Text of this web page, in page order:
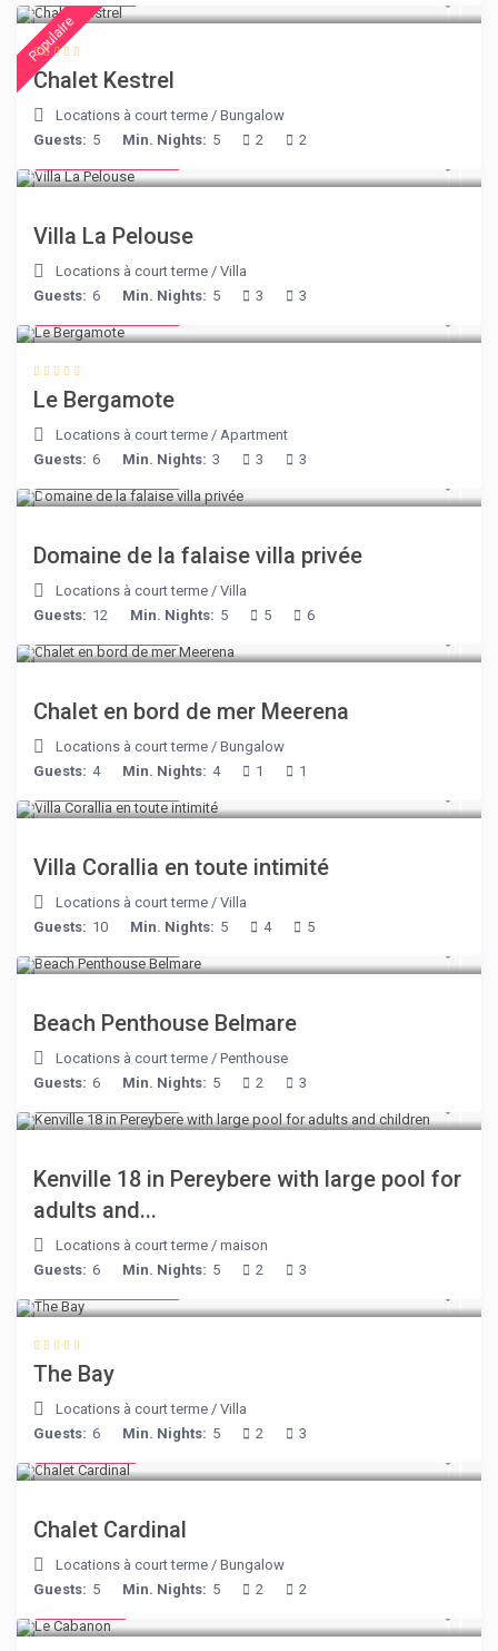
Populaire
Chalet Kestrel
Locations à court terme /Bungalow
Guests: 5 Min. Nights: 5 2 2
Villa La Pelouse
Locations à court terme /Villa
Guests: 6 Min. Nights: 5 3 3
Le Bergamote
Locations à court terme /Apartment
Guests: 6 Min. Nights: 3 3 3
Domaine de la falaise villa privée
Locations à court terme /Villa
Guests: 12 Min. Nights: 5 5 6
Chalet en bord de mer Meerena
Locations à court terme /Bungalow
Guests: 4 Min. Nights: 4 1 1
Villa Corallia en toute intimité
Locations à court terme /Villa
Guests: 10 Min. Nights: 5 4 5
Beach Penthouse Belmare
Locations à court terme /Penthouse
Guests: 6 Min. Nights: 5 2 3
Kenville 18 in Pereybere with large pool for
adults and...
Locations à court terme /maison
Guests: 6 Min. Nights: 5 2 3
The Bay
Locations à court terme /Villa
Guests: 6 Min. Nights: 5 2 3
Chalet Cardinal
Locations à court terme /Bungalow
Guests: 5 Min. Nights: 5 2 2